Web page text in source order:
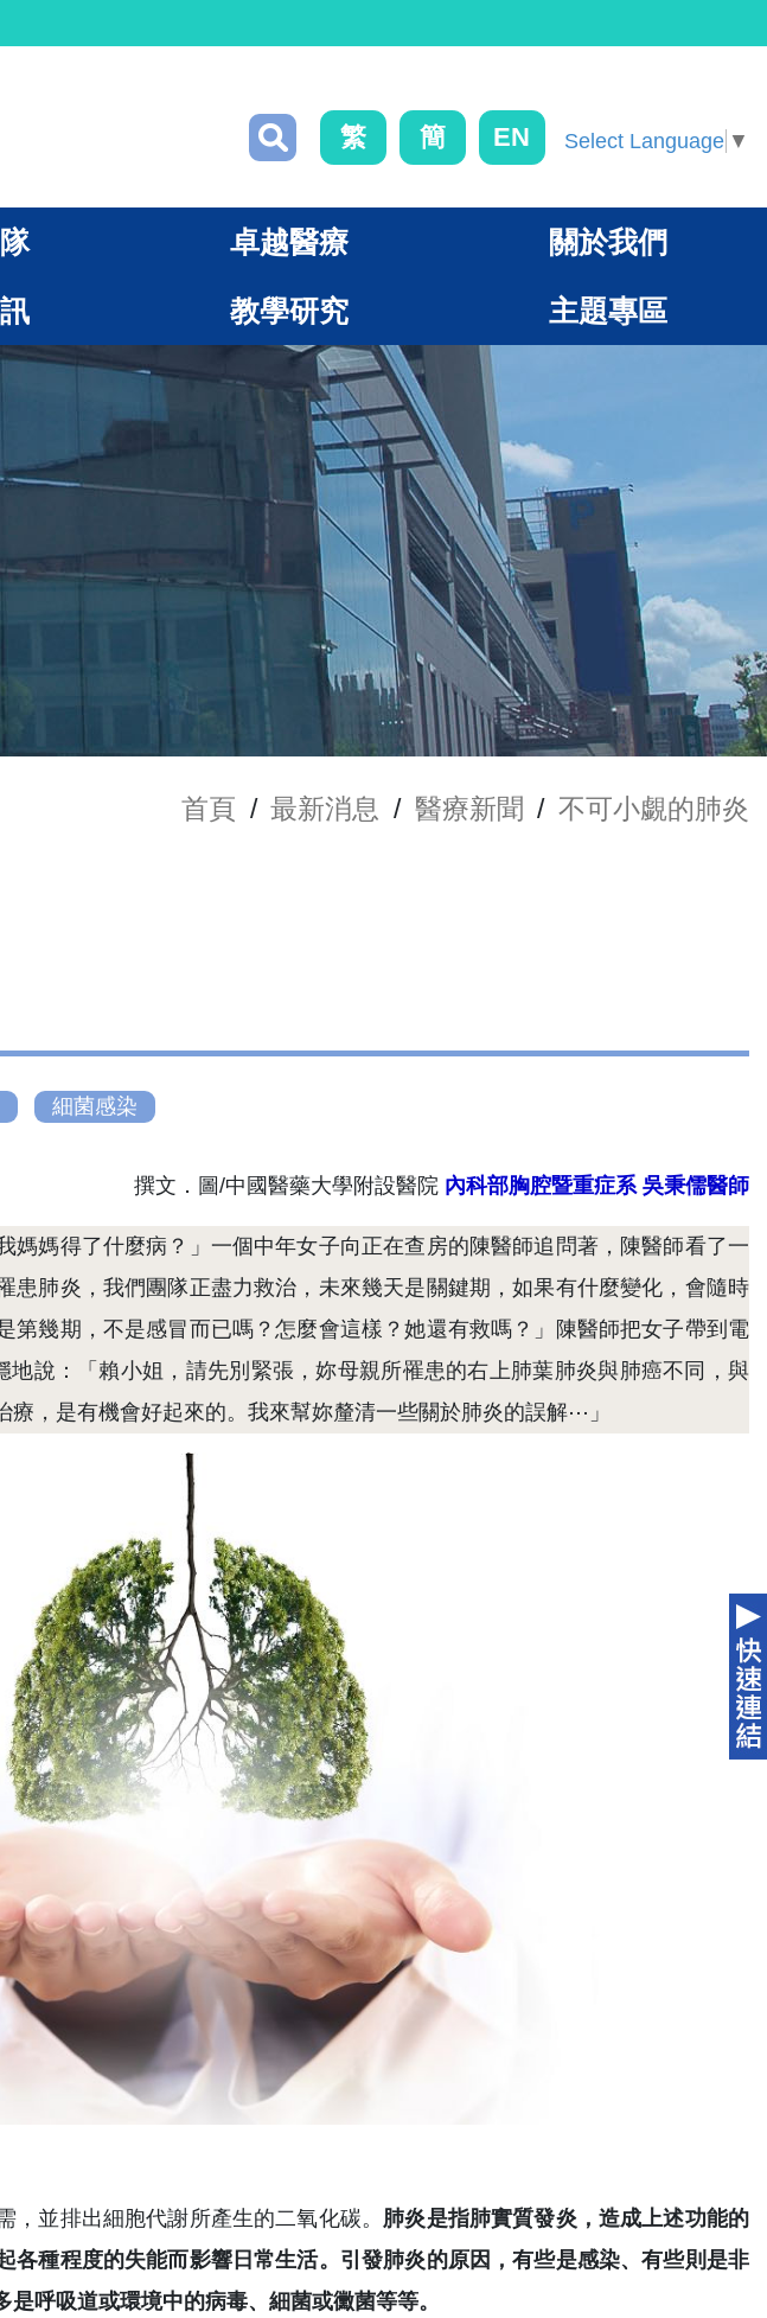
繁 簡 EN Select Language ▼
卓越醫療 關於我們
教學研究 主題專區
首頁 / 最新消息 / 醫療新聞 / 不可小覷的肺炎
細菌感染
撰文．圖/中國醫藥大學附設醫院 內科部胸腔暨重症系 吳秉儒醫師
媽媽得了什麼病？」一個中年女子向正在查房的陳醫師追問著，陳醫師看了一
患肺炎，我們團隊正盡力救治，未來幾天是關鍵期，如果有什麼變化，會隨時
第幾期，不是感冒而已嗎？怎麼會這樣？她還有救嗎？」陳醫師把女子帶到電
說：「賴小姐，請先別緊張，妳母親所罹患的右上肺葉肺炎與肺癌不同，與
，是有機會好起來的。我來幫妳釐清一些關於肺炎的誤解⋯」
並排出細胞代謝所產生的二氧化碳。 肺炎是指肺實質發炎，造成上述功能的
各種程度的失能而影響日常生活。引發肺炎的原因，有些是感染、有些則是非
呼吸道或環境中的病毒、細菌或黴菌等等。